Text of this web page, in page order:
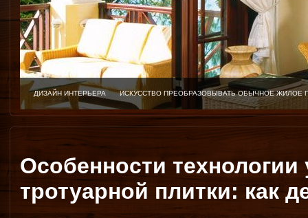
ДИЗАЙН ИНТЕРЬЕРА ИСКУССТВО ПРЕОБРАЗОВЫВАТЬ ОБЫЧНОЕ
Особенности технологии
тротуарной плитки: как